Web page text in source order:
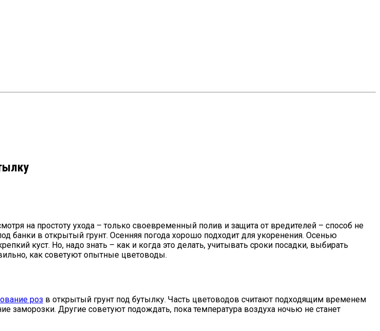
на простоту ухода – только своевременный полив и защита от вредителей – способ не
в открытый грунт. Осенняя погода хорошо подходит для укоренения. Осенью
куст. Но, надо знать – как и когда это делать, учитывать сроки посадки, выбирать
как советуют опытные цветоводы.
роз в открытый грунт под бутылку. Часть цветоводов считают подходящим временем
заморозки. Другие советуют подождать, пока температура воздуха ночью не станет